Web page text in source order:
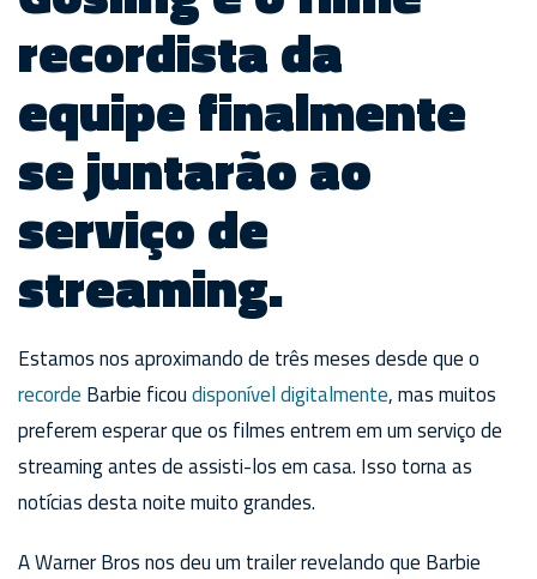
recordista da
equipe finalmente
se juntarão ao
serviço de
streaming.
Estamos nos aproximando de três meses desde que o
recorde Barbie ficoudisponível digitalmente, mas muitos
preferem esperar que os filmes entrem em um serviço de
streaming antes de assisti-los em casa. Isso torna as
notícias desta noite muito grandes.
A Warner Bros nos deu um trailer revelando que Barbie